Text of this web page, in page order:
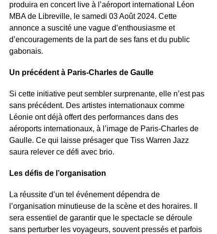
produira en concert live à l’aéroport international Léon
MBA de Libreville, le samedi 03 Août 2024. Cette
annonce a suscité une vague d’enthousiasme et
d’encouragements de la part de ses fans et du public
gabonais.
Un précédent à Paris-Charles de Gaulle
Si cette initiative peut sembler surprenante, elle n’est pas
sans précédent. Des artistes internationaux comme
Léonie ont déjà offert des performances dans des
aéroports internationaux, à l’image de Paris-Charles de
Gaulle. Ce qui laisse présager que Tiss Warren Jazz
saura relever ce défi avec brio.
Les défis de l’organisation
La réussite d’un tel événement dépendra de
l’organisation minutieuse de la scène et des horaires. Il
sera essentiel de garantir que le spectacle se déroule
sans perturber les voyageurs, souvent pressés et parfois